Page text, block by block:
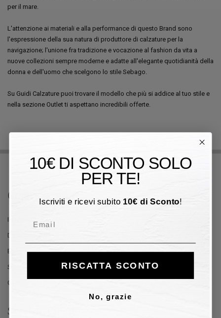
per il mare.
L'attenzione ai materiali e alla performance di questo Brand sono
l'espressione della sua natura di produttore di calzature per la
navigazione; l'unione fra tradizione e vocazione al fashion da vita a
nuove collezioni sempre moderne e adatte all'elegante quotidianità della
donna e dell'uomo che scelgono lo stile Sebago.
Su Guidi Calzature puoi trovare il modello che più si addice al tuo stile e
nella sezione Outlet ti aspettano incredibili offerte.
Guidi Calzature
Il Negozio
Dove Siamo
Blog
Stilisti
Offerte
Servizio Clienti
10€ DI SCONTO SOLO
PER TE!
Iscriviti e ricevi subito 10€ di Sconto!
RISCATTA SCONTO
No, grazie